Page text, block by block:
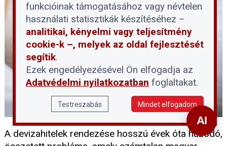
A devizahitelek rendezése hosszú évek óta húzódó,
funkcióinak támogatásához vagy névtelen
használati statisztikák készítéséhez –
analitikai, kényelmi vagy teljesítmény
cookie-k –, melyek az oldal fejlesztését
segítik.
Ezek engedélyezésével Ön elfogadja az
Adatvédelmi nyilatkozatban foglaltakat.
Testreszabás Mindet elfogadom